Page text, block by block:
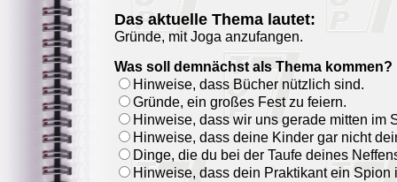
Das aktuelle Thema lautet:
Gründe, mit Joga anzufangen.
Was soll demnächst als Thema
Hinweise, dass Bücher nützlich sind.
Gründe, ein großes Fest zu feiern.
Hinweise, dass wir uns gerade mitten im
Hinweise, dass deine Kinder gar nicht
Dinge, die du bei der Taufe deines
Hinweise, dass dein Praktikant ein Spion